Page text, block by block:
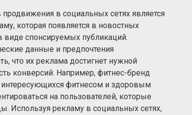
в социальных сетях является
которая появляется в новостных
виде спонсируемых публикаций.
данные и предпочтения
что их реклама достигнет нужной
конверсий. Например, фитнес-бренд
фитнесом и здоровым
на пользователей, которые
Используя рекламу в социальных сетях,